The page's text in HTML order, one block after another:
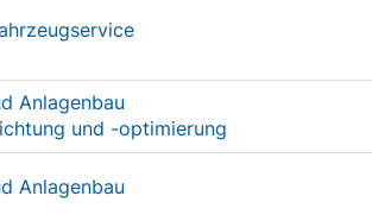
Anlagenbau
und -optimierung
Anlagenbau